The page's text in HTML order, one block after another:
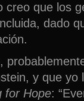
creo que los
dado
y que
for Hope: